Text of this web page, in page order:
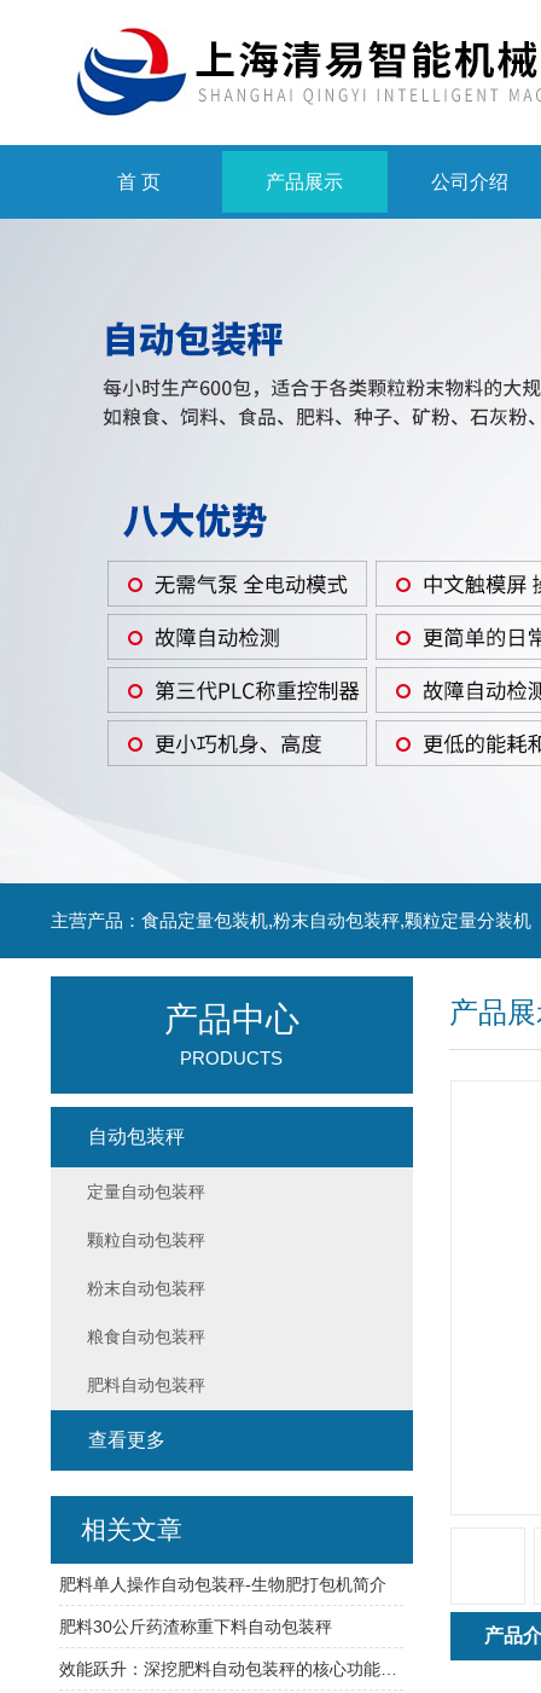
首 页 产品展示 公司介绍
主营产品：食品定量包装机,粉末自动包装秤,颗粒定量分装机
产品
产品
产品中心
PRODUCTS
自动包装秤
定量自动包装秤
颗粒自动包装秤
粉末自动包装秤
粮食自动包装秤
肥料自动包装秤
查看更多
相关文章
肥料单人操作自动包装秤-生物肥打包机简介
肥料30公斤药渣称重下料自动包装秤